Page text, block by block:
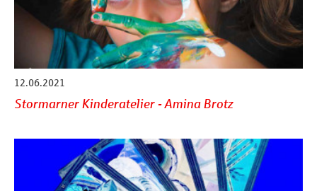
12.06.2021
Stormarner Kinderatelier - Amina Brotz